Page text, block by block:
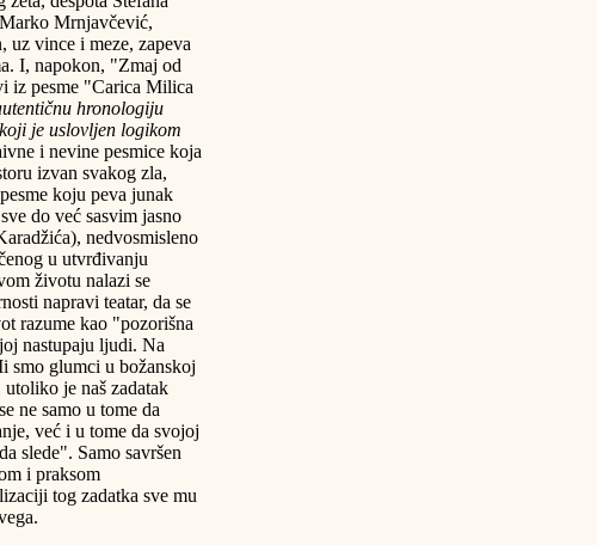
Mrnjavčević,
vince i meze, zapeva
I, napokon, "Zmaj od
iz pesme "Carica Milica
hronologiju
je uslovljen logikom
i nevine pesmice koja
izvan svakog zla,
koju peva junak
do već sasvim jasno
nedvosmisleno
u utvrđivanju
životu nalazi se
napravi teatar, da se
razume kao "pozorišna
nastupaju ljudi. Na
smo glumci u božanskoj
je naš zadatak
ne samo u tome da
već i u tome da svojoj
slede". Samo savršen
i praksom
tog zadatka sve mu